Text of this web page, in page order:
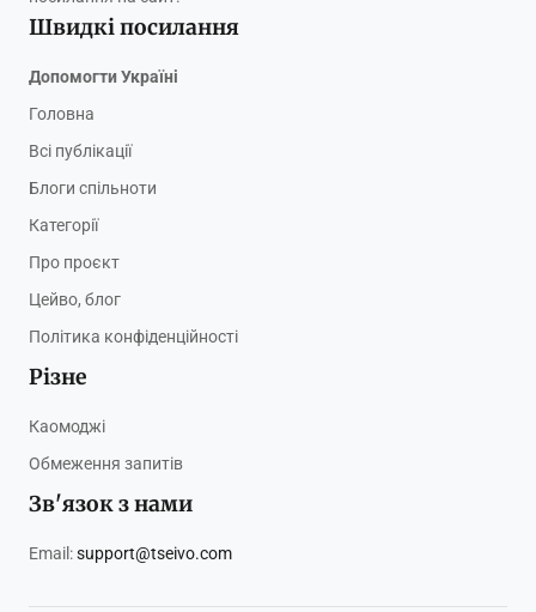
Швидкі посилання
Допомогти Україні
Головна
Всі публікації
Блоги спільноти
Категорії
Про проєкт
Цейво, блог
Політика конфіденційності
Різне
Каомоджі
Обмеження запитів
Зв'язок з нами
Email:support@tseivo.com